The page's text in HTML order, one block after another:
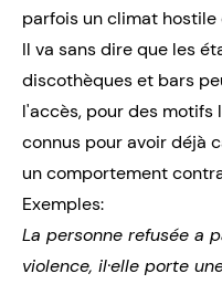
parfois un climat hostile
Il va sans dire que les
discothèques et bars
l'accès, pour des motifs
connus pour avoir déjà
un comportement
Exemples:
La personne refusée a
violence, il·elle porte